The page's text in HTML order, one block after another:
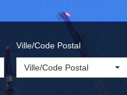
Ville/Code Postal
Ville/Code Postal